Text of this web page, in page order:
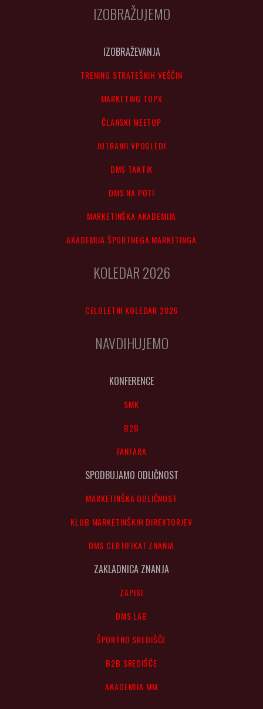
IZOBRAŽUJEMO
IZOBRAŽEVANJA
TRENING STRATEŠKIH VEŠČIN
MARKETING TOPX
ČLANSKI MEETUP
JUTRANJI VPOGLEDI
DMS TAKTIK
DMS NA POTI
MARKETINŠKA AKADEMIJA
AKADEMIJA ŠPORTNEGA MARKETINGA
KOLEDAR 2026
CELOLETNI KOLEDAR 2026
NAVDIHUJEMO
KONFERENCE
SMK
B2B
FANFARA
SPODBUJAMO ODLIČNOST
MARKETINŠKA ODLIČNOST
KLUB MARKETINŠKIH DIREKTORJEV
DMS CERTIFIKAT ZNANJA
ZAKLADNICA ZNANJA
ZAPISI
DMS LAB
ŠPORTNO SREDIŠČE
B2B SREDIŠČE
AKADEMIJA MM